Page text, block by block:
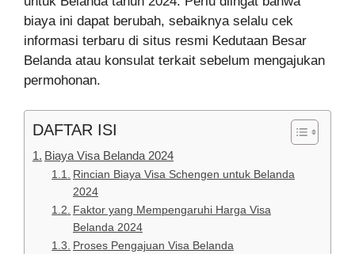
biaya ini dapat berubah, sebaiknya selalu cek
informasi terbaru di situs resmi Kedutaan Besar
Belanda atau konsulat terkait sebelum mengajukan
permohonan.
DAFTAR ISI
Biaya Visa Belanda 2024
Rincian Biaya Visa Schengen untuk Belanda
2024
Faktor yang Mempengaruhi Harga Visa
Belanda 2024
Proses Pengajuan Visa Belanda